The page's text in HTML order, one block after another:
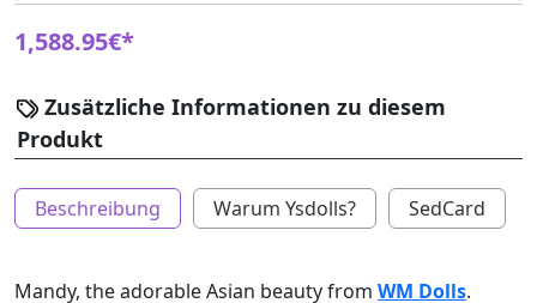
1,588.95€*
Zusätzliche Informationen zu diesem
Produkt
Beschreibung Warum Ysdolls? SedCard
Mandy, the adorable Asian beauty from WM Dolls.